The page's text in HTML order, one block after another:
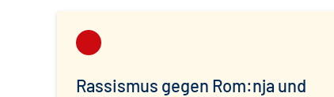
Rassismus gegen Rom:nja und